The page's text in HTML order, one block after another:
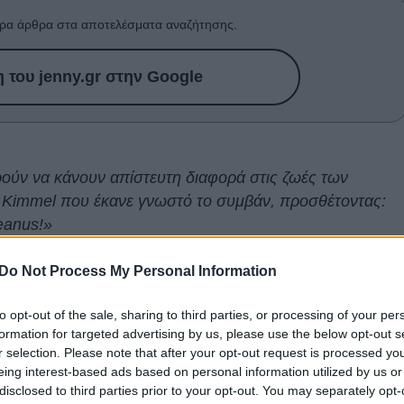
Do Not Process My Personal Information
opt-out of the sale, sharing to third parties, or processing of your
for targeted advertising by us, please use the below opt-out
selection. Please note that after your opt-out request is processed
interest-based ads based on personal information utilized by us
to third parties prior to your opt-out. You may separately
άρθρα στα αποτελέσματα αναζήτησης.
του jenny.gr στην Google
να κάνουν απίστευτη διαφορά στις ζωές των
που έκανε γνωστό το συμβάν, προσθέτοντας:
σημαίνει "Internet boyfriend", μέχρι τουλάχιστον το
τον ρώτησε πώς νιώθει που έχει χαρακτηριστεί
ρωτήσει τότε με έκπληξη, πλησιάζοντας τον ρεπόρτερ
σε διάσημους άντρες για τους οποίους
πλέον ιδιαίτερα, αλλά αν κάποιος
ήταν ο Keanu.